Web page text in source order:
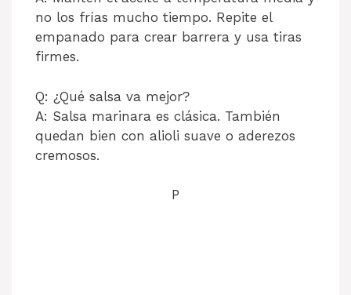
no los frías mucho tiempo. Repite el
empanado para crear barrera y usa tiras
firmes.
Q: ¿Qué salsa va mejor?
A: Salsa marinara es clásica. También
quedan bien con alioli suave o aderezos
cremosos.
P